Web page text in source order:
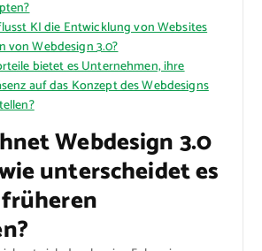
KI die Entwicklung von Websites
von Webdesign 3.0?
bietet es Unternehmen, ihre
auf das Konzept des Webdesigns
Webdesign 3.0
unterscheidet es